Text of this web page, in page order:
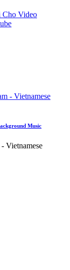
Cho Video
Music
Vietnamese